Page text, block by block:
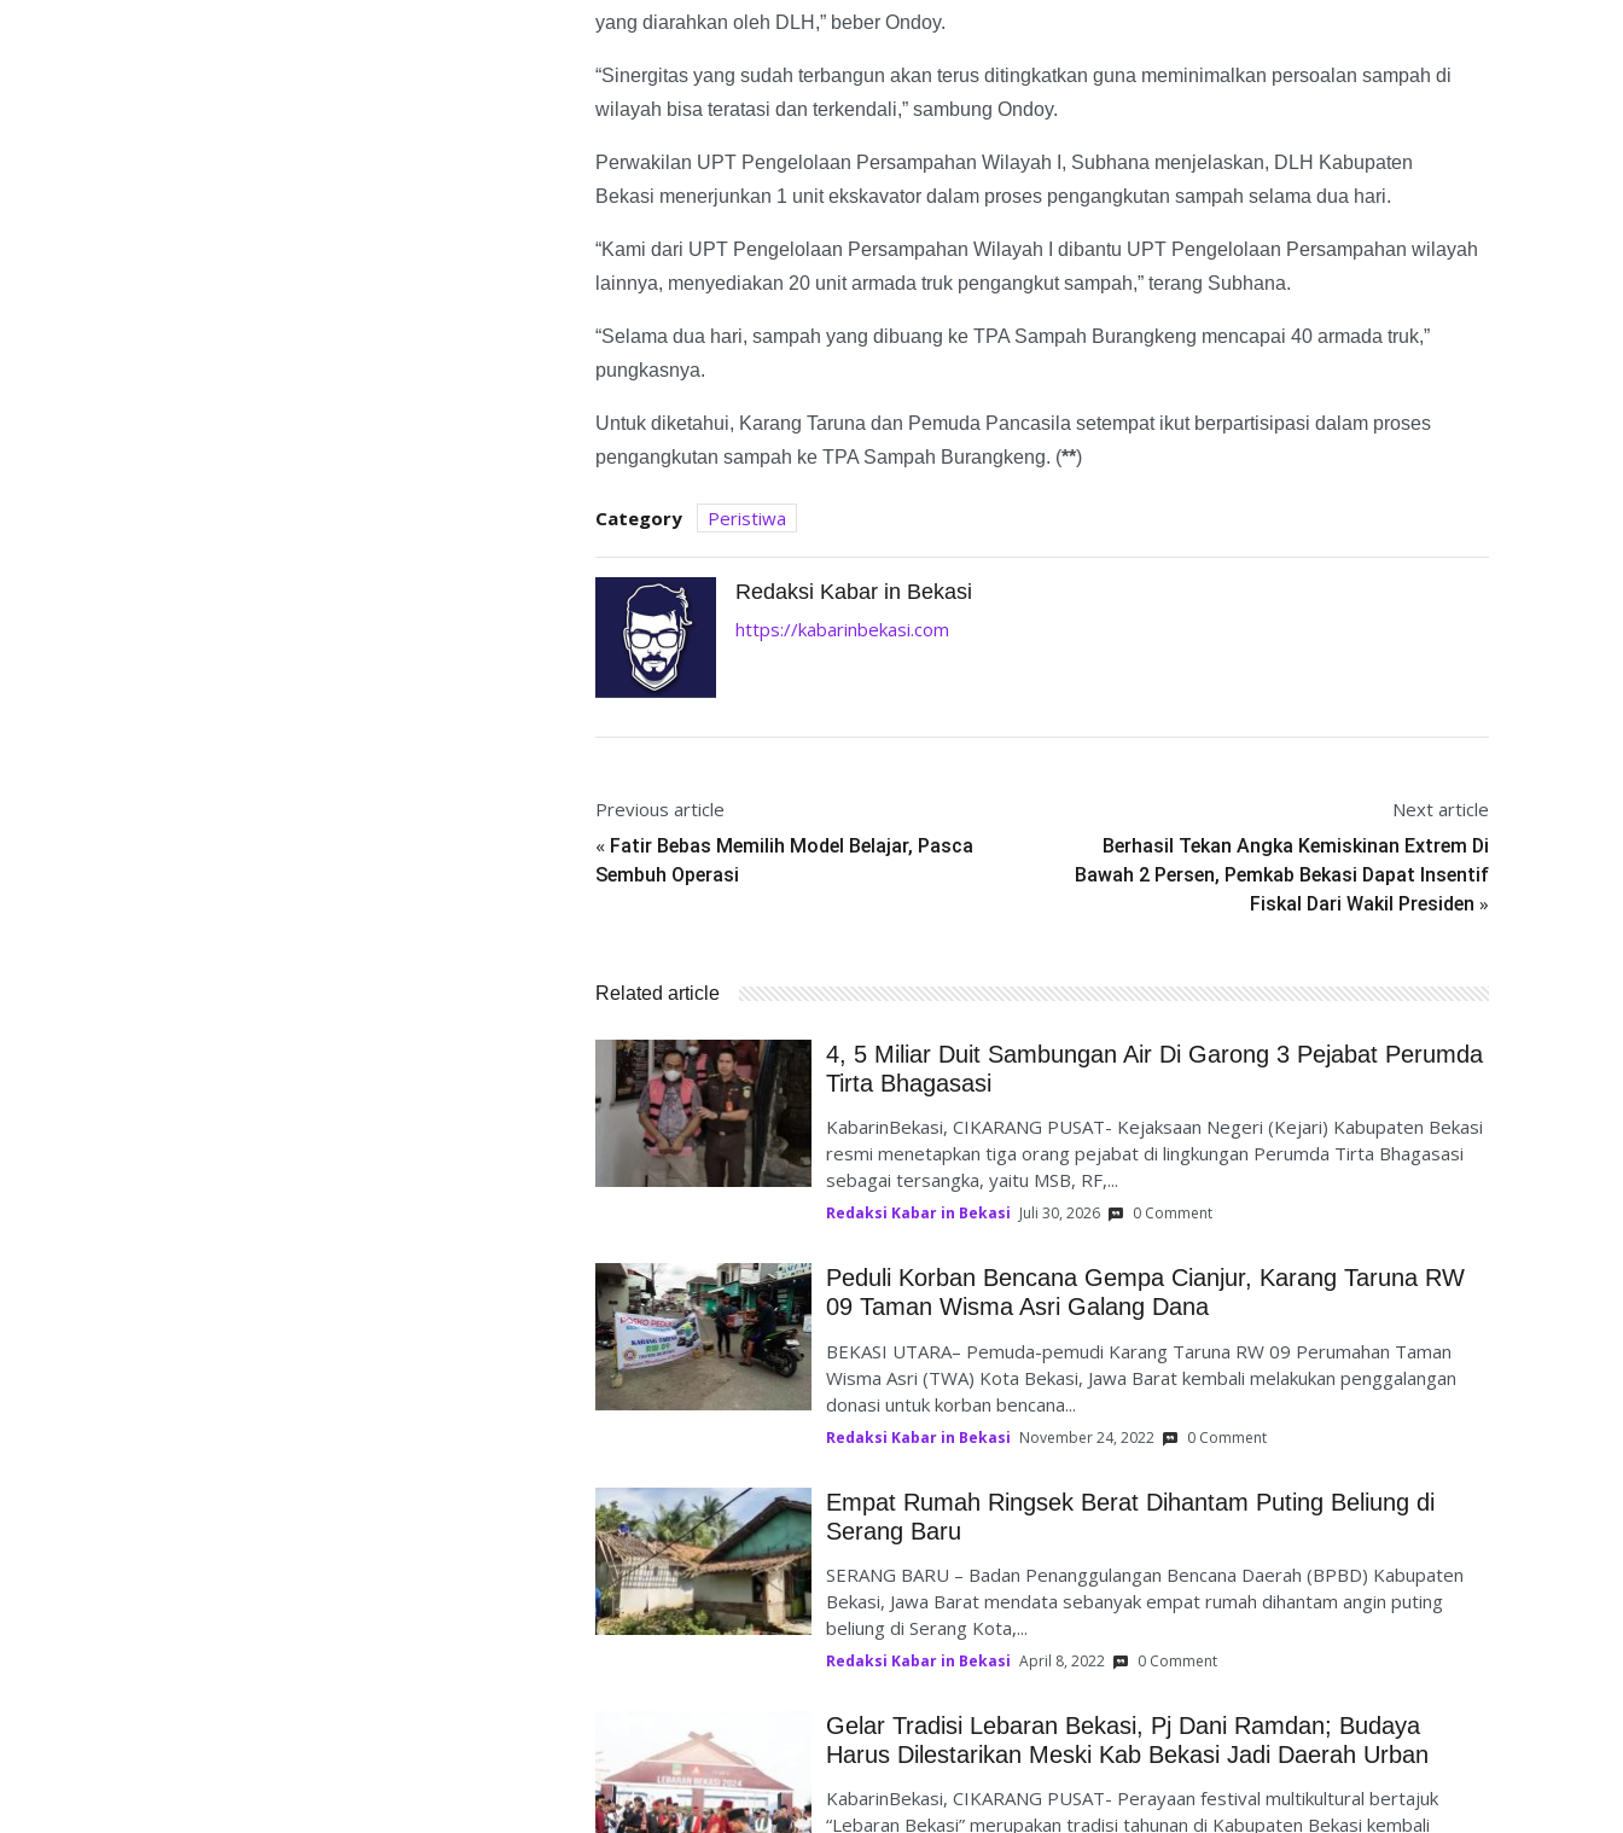
yang diarahkan oleh DLH,” beber Ondoy.
“Sinergitas yang sudah terbangun akan terus ditingkatkan guna meminimalkan persoalan sampah di
wilayah bisa teratasi dan terkendali,” sambung Ondoy.
Perwakilan UPT Pengelolaan Persampahan Wilayah I, Subhana menjelaskan, DLH Kabupaten
Bekasi menerjunkan 1 unit ekskavator dalam proses pengangkutan sampah selama dua hari.
“Kami dari UPT Pengelolaan Persampahan Wilayah I dibantu UPT Pengelolaan Persampahan wilayah
lainnya, menyediakan 20 unit armada truk pengangkut sampah,” terang Subhana.
“Selama dua hari, sampah yang dibuang ke TPA Sampah Burangkeng mencapai 40 armada truk,”
pungkasnya.
Untuk diketahui, Karang Taruna dan Pemuda Pancasila setempat ikut berpartisipasi dalam proses
pengangkutan sampah ke TPA Sampah Burangkeng. (**)
Category Peristiwa
Redaksi Kabar in Bekasi
https://kabarinbekasi.com
Previous article
« Fatir Bebas Memilih Model Belajar, Pasca
Sembuh Operasi
Next article
Berhasil Tekan Angka Kemiskinan Extrem Di
Bawah 2 Persen, Pemkab Bekasi Dapat Insentif
Fiskal Dari Wakil Presiden »
Related article
4, 5 Miliar Duit Sambungan Air Di Garong 3 Pejabat Perumda
Tirta Bhagasasi
KabarinBekasi, CIKARANG PUSAT- Kejaksaan Negeri (Kejari) Kabupaten Bekasi
resmi menetapkan tiga orang pejabat di lingkungan Perumda Tirta Bhagasasi
sebagai tersangka, yaitu MSB, RF,...
Redaksi Kabar in Bekasi Juli 30, 2026 0 Comment
Peduli Korban Bencana Gempa Cianjur, Karang Taruna RW
09 Taman Wisma Asri Galang Dana
BEKASI UTARA– Pemuda-pemudi Karang Taruna RW 09 Perumahan Taman
Wisma Asri (TWA) Kota Bekasi, Jawa Barat kembali melakukan penggalangan
donasi untuk korban bencana...
Redaksi Kabar in Bekasi November 24, 2022 0 Comment
Empat Rumah Ringsek Berat Dihantam Puting Beliung di
Serang Baru
SERANG BARU – Badan Penanggulangan Bencana Daerah (BPBD) Kabupaten
Bekasi, Jawa Barat mendata sebanyak empat rumah dihantam angin puting
beliung di Serang Kota,...
Redaksi Kabar in Bekasi April 8, 2022 0 Comment
Gelar Tradisi Lebaran Bekasi, Pj Dani Ramdan; Budaya
Harus Dilestarikan Meski Kab Bekasi Jadi Daerah Urban
KabarinBekasi, CIKARANG PUSAT- Perayaan festival multikultural bertajuk
“Lebaran Bekasi” merupakan tradisi tahunan di Kabupaten Bekasi kembali